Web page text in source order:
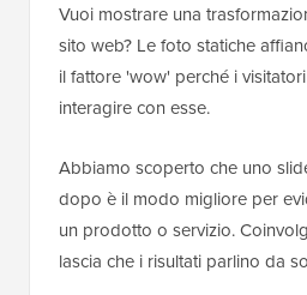
Vuoi mostrare una
sito web? Le foto statiche
il fattore 'wow' perché i
interagire con esse.
Abbiamo scoperto che uno
dopo è il modo migliore per
un prodotto o servizio.
lascia che i risultati parlino da